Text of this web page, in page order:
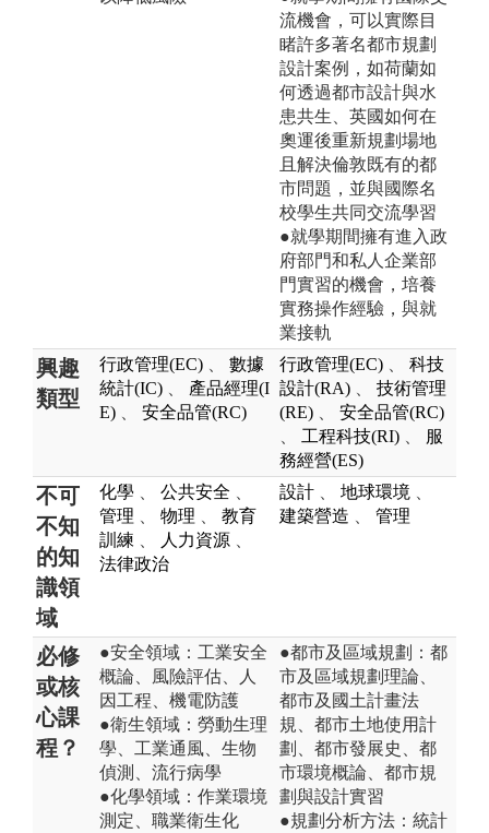
流機會，可以實際目
睹許多著名都市規劃
設計案例，如荷蘭如
何透過都市設計與水
患共生、英國如何在
奧運後重新規劃場地
且解決倫敦既有的都
市問題，並與國際名
校學生共同交流學習
●就學期間擁有進入政
府部門和私人企業部
門實習的機會，培養
實務操作經驗，與就
業接軌
興趣
類型
行政管理(EC)
數據
統計(IC)
產品經理(I
E)
安全品管(RC)
行政管理(EC)
科技
設計(RA)
技術管理
(RE)
安全品管(RC)
工程科技(RI)
服
務經營(ES)
不可
不知
的知
識領
域
化學 公共安全
管理
物理
教育
訓練
人力資源
法律政治
設計 地球環境
建築營造
管理
必修
或核
心課
程？
●安全領域：工業安全
概論、風險評估、人
因工程、機電防護
●衛生領域：勞動生理
學、工業通風、生物
偵測、流行病學
●化學領域：作業環境
測定、職業衛生化
●都市及區域規劃：都
市及區域規劃理論、
都市及國土計畫法
規、都市土地使用計
劃、都市發展史、都
市環境概論、都市規
劃與設計實習
●規劃分析方法：統計